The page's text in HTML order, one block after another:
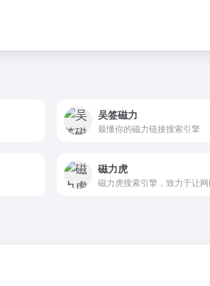
吴签磁力
最懂你的磁力链接搜索引擎
磁力虎